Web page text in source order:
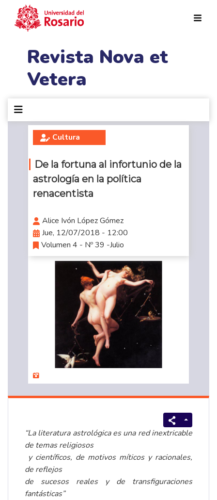
Revista Nova et
Vetera
Cultura
De la fortuna al infortunio de la
astrología en la política
renacentista
Alice Ivón López Gómez
Jue, 12/07/2018 - 12:00
Volumen 4 - Nº 39 -Julio
“La literatura astrológica es una red inextricable
de temas religiosos
y científicos, de motivos míticos y racionales,
de reflejos
de sucesos reales y de transfiguraciones
fantásticas”